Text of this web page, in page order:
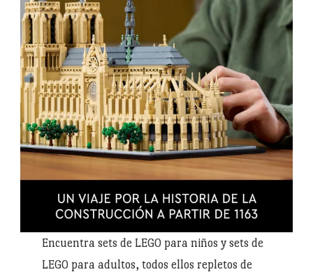
Encuentra sets de LEGO para niños y sets de
LEGO para adultos, todos ellos repletos de